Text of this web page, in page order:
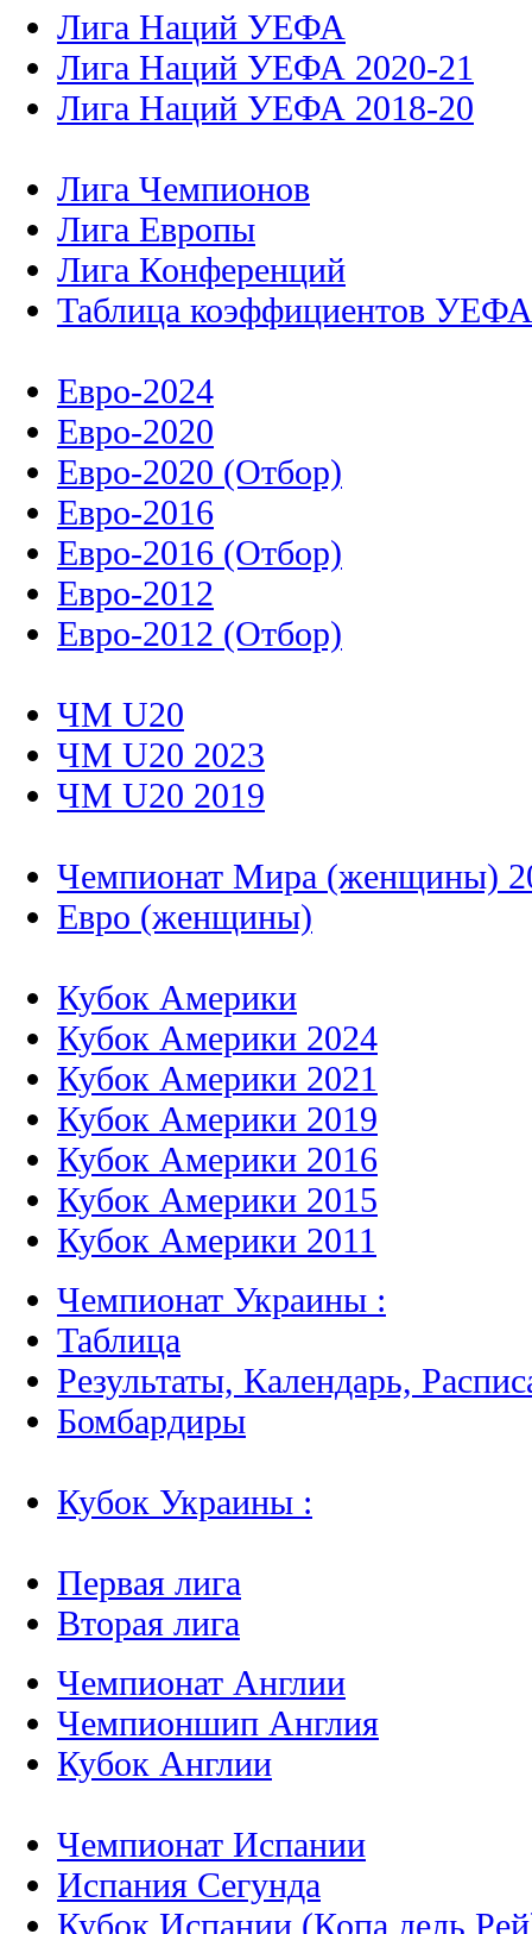
Лига Наций УЕФА
Лига Наций УЕФА 2020-21
Лига Наций УЕФА 2018-20
Лига Чемпионов
Лига Европы
Лига Конференций
Таблица коэффициентов УЕФА
Евро-2024
Евро-2020
Евро-2020 (Отбор)
Евро-2016
Евро-2016 (Отбор)
Евро-2012
Евро-2012 (Отбор)
ЧМ U20
ЧМ U20 2023
ЧМ U20 2019
Чемпионат Мира (женщины)
Евро (женщины)
Кубок Америки
Кубок Америки 2024
Кубок Америки 2021
Кубок Америки 2019
Кубок Америки 2016
Кубок Америки 2015
Кубок Америки 2011
Чемпионат Украины :
Таблица
Результаты, Календарь,
Бомбардиры
Кубок Украины :
Первая лига
Вторая лига
Чемпионат Англии
Чемпионшип Англия
Кубок Англии
Чемпионат Испании
Испания Сегунда
Кубок Испании (Копа дель